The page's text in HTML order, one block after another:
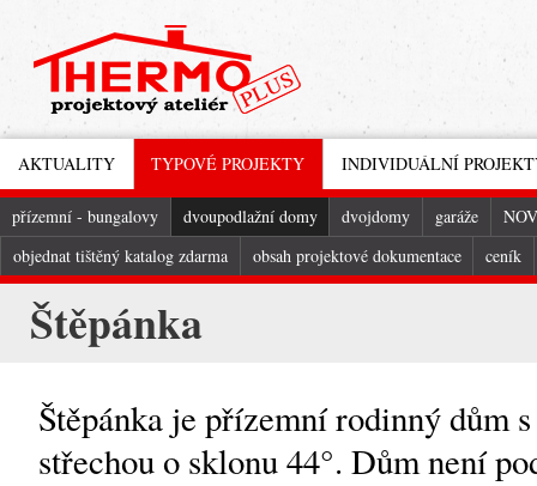
AKTUALITY TYPOVÉ PROJEKTY
přízemní - bungalovy dvoupodlažní domy dvojdomy garáže
objednat tištěný katalog zdarma
obsah projektové dokumentace ceník
INDIVIDUÁLNÍ
Štěpánka
Štěpánka je přízemní rodinný dům
střechou o sklonu 44°. Dům není